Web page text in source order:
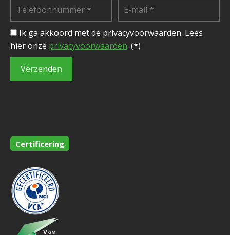
Ik ga akkoord met de privacyvoorwaarden. Lees
hier onze privacyvoorwaarden. (*)
Certificering